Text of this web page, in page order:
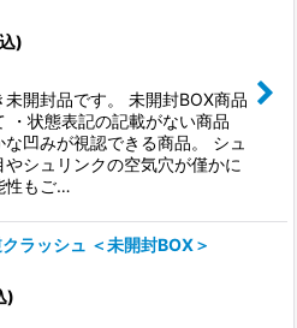
)
未開封品です。 未開封BOX商品
・状態表記の記載がない商品
凹みが視認できる商品。 シュ
やシュリンクの空気穴が僅かに
性もご…
クラッシュ ＜未開封BOX＞
)